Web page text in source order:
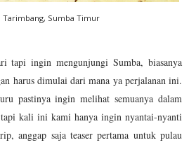
Tarimbang, Sumba Timur
tapi ingin mengunjungi Sumba, biasanya
harus dimulai dari mana ya perjalanan ini.
pastinya ingin melihat semuanya dalam
kali ini kami hanya ingin nyantai-nyanti
anggap saja teaser pertama untuk pulau